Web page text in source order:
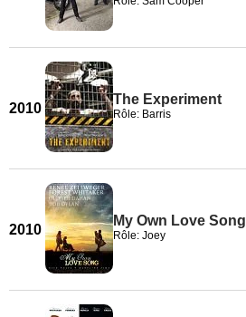
2010
The Experiment
Rôle: Barris
2010
My Own Love Song
Rôle: Joey